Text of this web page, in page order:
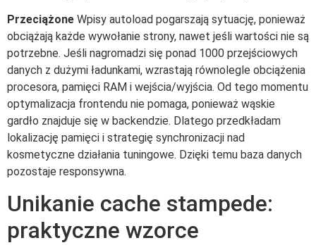
Przeciążone Wpisy autoload pogarszają sytuację, ponieważ
obciążają każde wywołanie strony, nawet jeśli wartości nie są
potrzebne. Jeśli nagromadzi się ponad 1000 przejściowych
danych z dużymi ładunkami, wzrastają równolegle obciążenia
procesora, pamięci RAM i wejścia/wyjścia. Od tego momentu
optymalizacja frontendu nie pomaga, ponieważ wąskie
gardło znajduje się w backendzie. Dlatego przedkładam
lokalizację pamięci i strategię synchronizacji nad
kosmetyczne działania tuningowe. Dzięki temu baza danych
pozostaje responsywna.
Unikanie cache stampede:
praktyczne wzorce